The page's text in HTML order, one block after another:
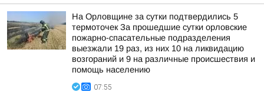
На Орловщине за сутки подтвердились 5
термоточек За прошедшие сутки орловские
пожарно-спасательные подразделения
выезжали 19 раз, из них 10 на ликвидацию
возгораний и 9 на различные происшествия и
помощь населению
07:55